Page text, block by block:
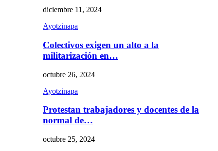
diciembre 11, 2024
Ayotzinapa
Colectivos exigen un alto a la
militarización en…
octubre 26, 2024
Ayotzinapa
Protestan trabajadores y docentes de la
normal de…
octubre 25, 2024